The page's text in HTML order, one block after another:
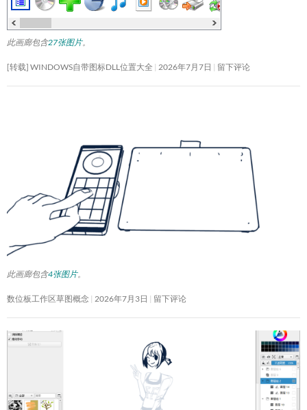
此画廊包含27张图片。
[转载] WINDOWS自带图标DLL位置大全 2026年7月7日 留下评论
此画廊包含4张图片。
数位板工作区草图概念 2026年7月3日 留下评论